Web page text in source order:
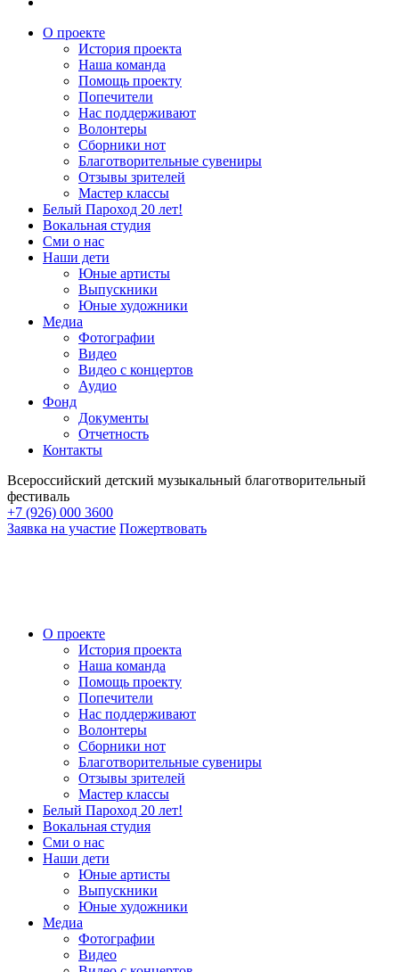
О проекте
История проекта
Наша команда
Помощь проекту
Попечители
Нас поддерживают
Волонтеры
Сборники нот
Благотворительные сувениры
Отзывы зрителей
Мастер классы
Белый Пароход 20 лет!
Вокальная студия
Сми о нас
Наши дети
Юные артисты
Выпускники
Юные художники
Медиа
Фотографии
Видео
Видео с концертов
Аудио
Фонд
Документы
Отчетность
Контакты
Всероссийский детский музыкальный благотворительный
фестиваль
+7 (926) 000 3600
Заявка на участие Пожертвовать
О проекте
История проекта
Наша команда
Помощь проекту
Попечители
Нас поддерживают
Волонтеры
Сборники нот
Благотворительные сувениры
Отзывы зрителей
Мастер классы
Белый Пароход 20 лет!
Вокальная студия
Сми о нас
Наши дети
Юные артисты
Выпускники
Юные художники
Медиа
Фотографии
Видео